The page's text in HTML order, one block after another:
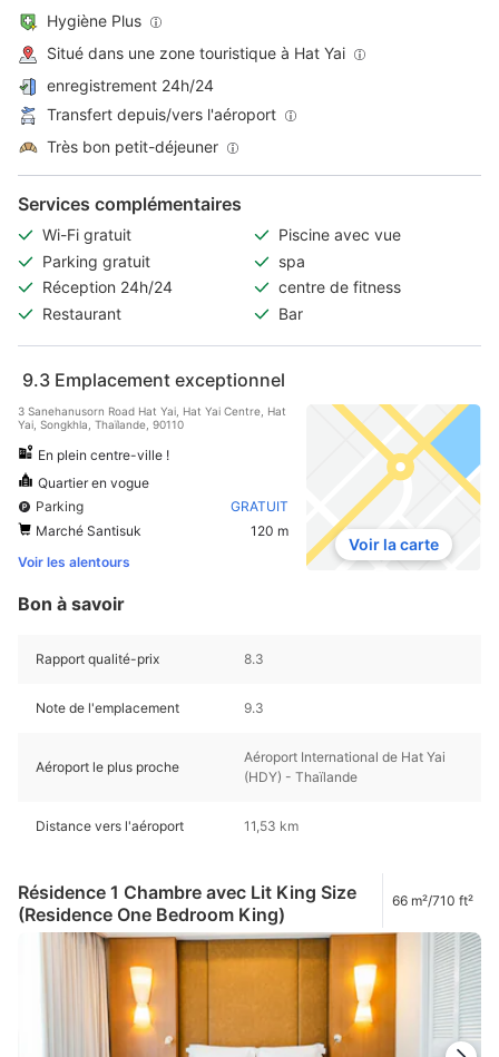
Hygiène Plus
Situé dans une zone touristique à Hat Yai
enregistrement 24h/24
Transfert depuis/vers l'aéroport
Très bon petit-déjeuner
Services complémentaires
Wi-Fi gratuit
Piscine avec vue
Parking gratuit
spa
Réception 24h/24
centre de fitness
Restaurant
Bar
9.3 Emplacement exceptionnel
3 Sanehanusorn Road Hat Yai, Hat Yai Centre, Hat
Yai, Songkhla, Thaïlande, 90110
En plein centre-ville !
Quartier en vogue
Parking
GRATUIT
Marché Santisuk
120 m
Voir les alentours
Voir la carte
Bon à savoir
Rapport qualité-prix 8.3
Note de l'emplacement 9.3
Aéroport le plus proche
Aéroport International de Hat Yai
(HDY) - Thaïlande
Distance vers l'aéroport 11,53 km
Résidence 1 Chambre avec Lit King Size
(Residence One Bedroom King)
66 m²/710 ft²